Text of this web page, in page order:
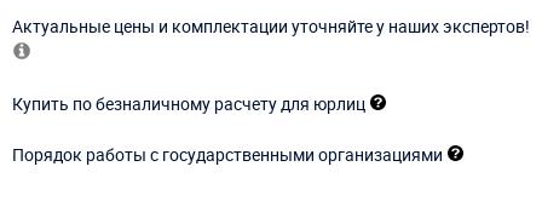
Актуальные цены и комплектации уточняйте у наших экспертов!
Купить по безналичному расчету для юрлиц
Порядок работы с государственными организациями